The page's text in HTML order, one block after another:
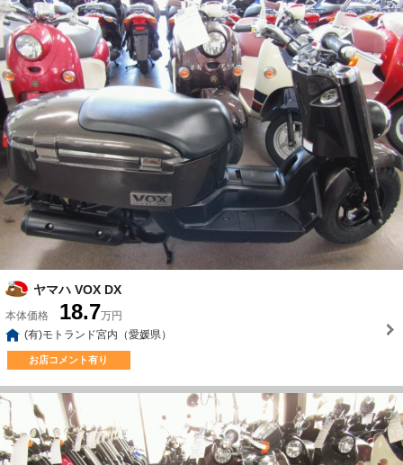
ヤマハ VOX DX
本体価格 18.7万円
(有)モトランド宮内（愛媛県）
お店コメント有り